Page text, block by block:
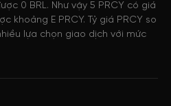
0 BRL. Như vậy 5 PRCY có giá
khoảng E PRCY. Tỷ giá PRCY so
lựa chọn giao dịch với mức